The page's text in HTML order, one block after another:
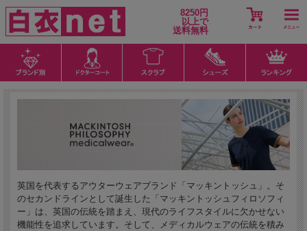
8250円
以上で
送料無料
英国を代表するアウターウェアブランド「マッキントッシュ」。そ
のセカンドラインとして誕生した「マッキントッシュフィロソフィ
ー」は、英国の伝統を踏まえ、現代のライフスタイルに欠かせない
機能性を追求しています。そして、メディカルウェアの伝統を積み